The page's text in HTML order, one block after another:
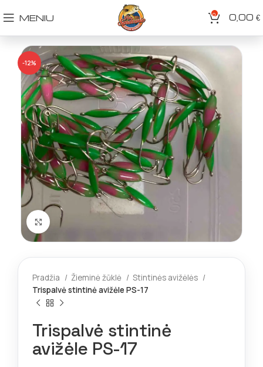
MENIU 0 0,00 €
-12%
Spustelėkite norėdami padidinti
Pradžia Žieminė žūklė
Stintinės avižėlės
Trispalvė stintinė avižėle PS-17
Trispalvė stintinė
avižėle PS-17